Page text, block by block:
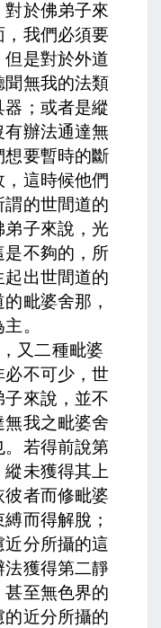
於佛弟子來
我們必須要
是對於外道
無我的法類
；或者是縱
辦法通達無
要暫時的斷
這時候他們
的世間道的
弟子來說，光
是不夠的，所
起出世間道的
毗婆舍那，
。
又二種毗婆
必不可少 ，世
來說，並不
無我之毗婆舍
。若得前說第
未獲得其上
者而修毗婆
而得解脫 ；
分所攝的這
獲得第二靜
至無色界的
近分所攝的